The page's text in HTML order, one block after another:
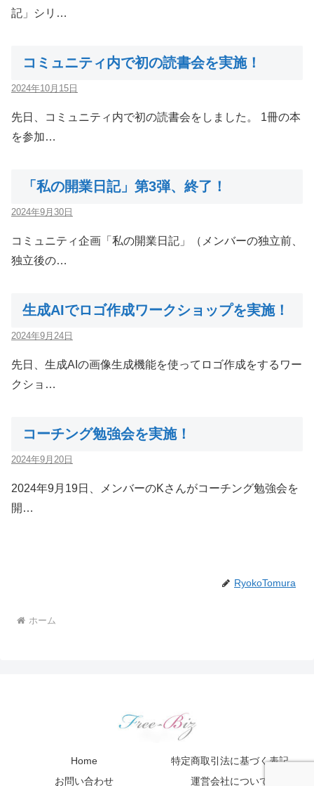
記」シリ…
コミュニティ内で初の読書会を実施！
2024年10月15日
先日、コミュニティ内で初の読書会をしました。 1冊の本
を参加…
「私の開業日記」第3弾、終了！
2024年9月30日
コミュニティ企画「私の開業日記」（メンバーの独立前、
独立後の…
生成AIでロゴ作成ワークショップを実施！
2024年9月24日
先日、生成AIの画像生成機能を使ってロゴ作成をするワー
クショ…
コーチング勉強会を実施！
2024年9月20日
2024年9月19日、メンバーのKさんがコーチング勉強会を
開…
RyokoTomura
ホーム
Home
特定商取引法に基づく表記
お問い合わせ
運営会社について